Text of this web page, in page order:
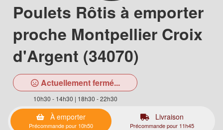
Poulets Rôtis à emporter
proche Montpellier Croix
d'Argent (34070)
Actuellement fermé...
10h30 - 14h30 | 18h30 - 22h30
À emporter
Précommande pour 10h50
Livraison
Précommande pour 11h45